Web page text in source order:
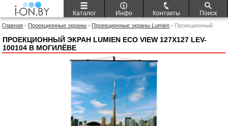
Каталог Инфо Контакты Поиск
Главная › Проекционные экраны › Проекционные экраны Lumien › Проекционный
ПРОЕКЦИОННЫЙ ЭКРАН LUMIEN ECO VIEW 127X127 LEV-
100104 В МОГИЛЁВЕ